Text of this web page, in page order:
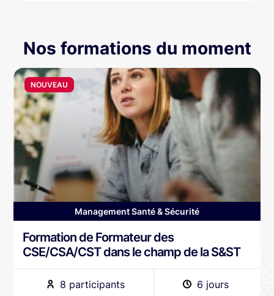
Nos formations du moment
NOUVEAU
Management Santé & Sécurité
Formation de Formateur des
CSE/CSA/CST dans le champ de la S&ST
8 participants 6 jours